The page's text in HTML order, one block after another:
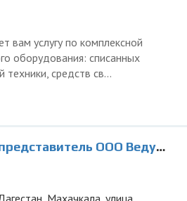
вам услугу по комплексной
оборудования: списанных
средств св...
ООО Ведущая Утилизирующая Компания
Махачкала, улица